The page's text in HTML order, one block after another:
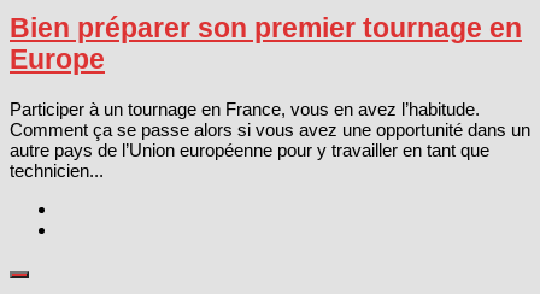
Bien préparer son premier tournage en
Europe
Participer à un tournage en France, vous en avez l’habitude.
Comment ça se passe alors si vous avez une opportunité dans un
autre pays de l’Union européenne pour y travailler en tant que
technicien...